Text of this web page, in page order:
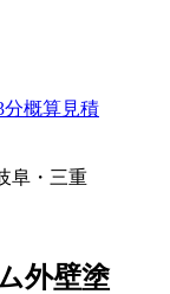
分概算見積
阜・三重
外壁塗